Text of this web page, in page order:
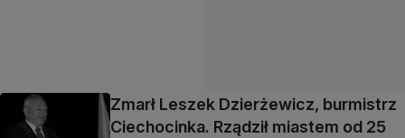
Zmarł Leszek Dzierżewicz, burmistrz
Ciechocinka. Rządził miastem od 25